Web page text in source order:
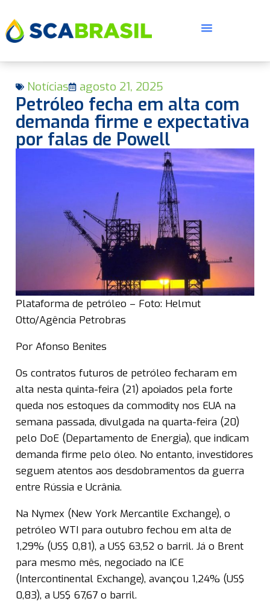
Notícias agosto 21, 2025
Petróleo fecha em alta com
demanda firme e expectativa
por falas de Powell
Plataforma de petróleo – Foto: Helmut
Otto/Agência Petrobras
Por Afonso Benites
Os contratos futuros de petróleo fecharam em
alta nesta quinta-feira (21) apoiados pela forte
queda nos estoques da commodity nos EUA na
semana passada, divulgada na quarta-feira (20)
pelo DoE (Departamento de Energia), que indicam
demanda firme pelo óleo. No entanto, investidores
seguem atentos aos desdobramentos da guerra
entre Rússia e Ucrânia.
Na Nymex (New York Mercantile Exchange), o
petróleo WTI para outubro fechou em alta de
1,29% (US$ 0,81), a US$ 63,52 o barril. Já o Brent
para mesmo mês, negociado na ICE
(Intercontinental Exchange), avançou 1,24% (US$
0,83), a US$ 67,67 o barril.